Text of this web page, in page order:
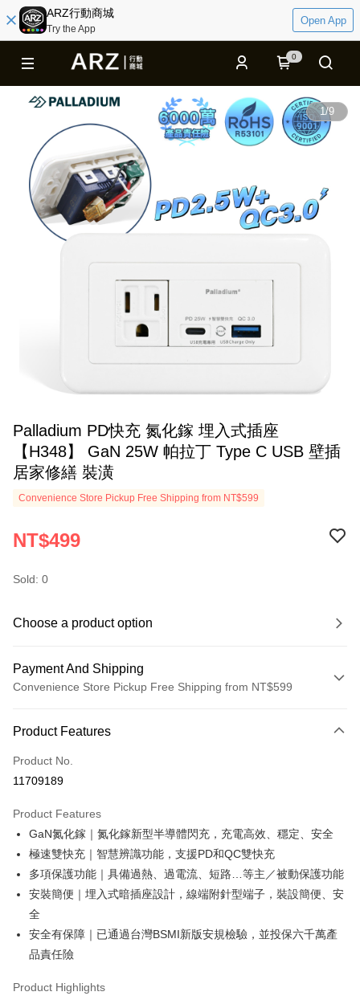
ARZ行動商城
Try the App
Open App
0
1/9
Palladium PD快充 氮化鎵 埋入式插座
【H348】 GaN 25W 帕拉丁 Type C USB 壁插
居家修繕 裝潢
Convenience Store Pickup Free Shipping from NT$599
NT$499
Sold: 0
Choose a product option
Payment And Shipping
Convenience Store Pickup Free Shipping from NT$599
Credit Card (Full Payment)
Convenience Store Pickup and Pay
Apple Pay
JKOPAY
Google Pay
Plus Pay
Shipping Method
Product Features
Product No.
11709189
Product Features
GaN氮化鎵｜氮化鎵新型半導體閃充，充電高效、穩定、安全
極速雙快充｜智慧辨識功能，支援PD和QC雙快充
多項保護功能｜具備過熱、過電流、短路…等主／被動保護功能
安裝簡便｜埋入式暗插座設計，線端附針型端子，裝設簡便、安
全
安全有保障｜已通過台灣BSMI新版安規檢驗，並投保六千萬產
品責任險
Product Highlights